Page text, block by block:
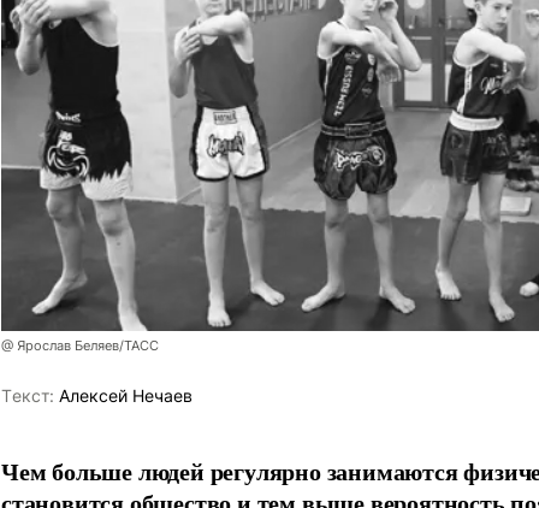
@ Ярослав Беляев/ТАСС
Tекст: Алексей Нечаев
Чем больше людей регулярно занимаются